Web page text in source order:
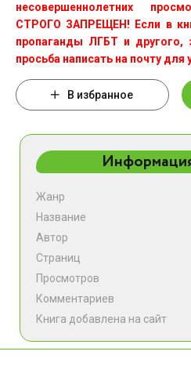
несовершеннолетних
СТРОГО ЗАПРЕЩЕН! Если в
пропаганды ЛГБТ и другого,
просьба написать на почту
В избранное
Жанр
Название
Автор
Страниц
Просмотров
Комментариев
Книга добавлена на сайт